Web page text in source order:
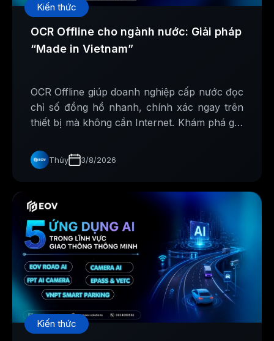
Kiến thức
OCR Offline cho ngành nước: Giải pháp
“Made in Vietnam”
OCR Offline giúp doanh nghiệp cấp nước đọc
chỉ số đồng hồ nhanh, chính xác ngay trên
thiết bị mà không cần Internet. Khám phá giải
Thủy 3/8/2026
Kiến thức